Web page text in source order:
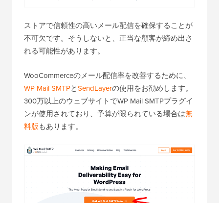
ストアで信頼性の高いメール配信を確保することが
不可欠です。そうしないと、正当な顧客が締め出さ
れる可能性があります。
WooCommerceのメール配信率を改善するために、
WP Mail SMTPとSendLayerの使用をお勧めします。
300万以上のウェブサイトでWP Mail SMTPプラグイ
ンが使用されており、予算が限られている場合は無
料版もあります。